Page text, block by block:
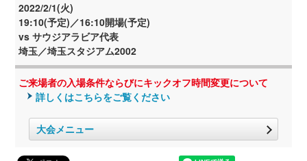
2022/2/1(火)
19:10(予定)／16:10開場(予定)
vs サウジアラビア代表
埼玉／埼玉スタジアム2002
ご来場者の入場条件ならびにキックオフ時間変更について
詳しくはこちらをご覧ください
大会メニュー